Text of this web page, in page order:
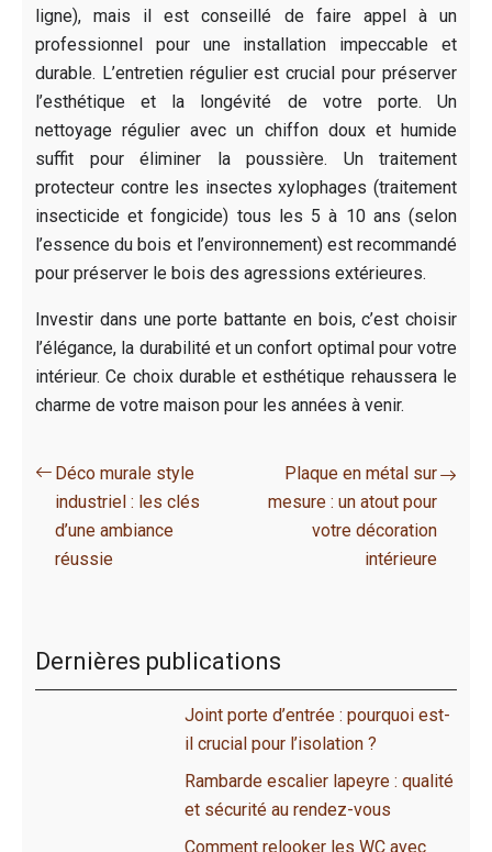
ligne), mais il est conseillé de faire appel à un
professionnel pour une installation impeccable et
durable. L’entretien régulier est crucial pour préserver
l’esthétique et la longévité de votre porte. Un
nettoyage régulier avec un chiffon doux et humide
suffit pour éliminer la poussière. Un traitement
protecteur contre les insectes xylophages (traitement
insecticide et fongicide) tous les 5 à 10 ans (selon
l’essence du bois et l’environnement) est recommandé
pour préserver le bois des agressions extérieures.
Investir dans une porte battante en bois, c’est choisir
l’élégance, la durabilité et un confort optimal pour votre
intérieur. Ce choix durable et esthétique rehaussera le
charme de votre maison pour les années à venir.
Déco murale style
industriel : les clés
d’une ambiance
réussie
Plaque en métal sur
mesure : un atout pour
votre décoration
intérieure
Dernières publications
Joint porte d’entrée : pourquoi est-
il crucial pour l’isolation ?
Rambarde escalier lapeyre : qualité
et sécurité au rendez-vous
Comment relooker les WC avec